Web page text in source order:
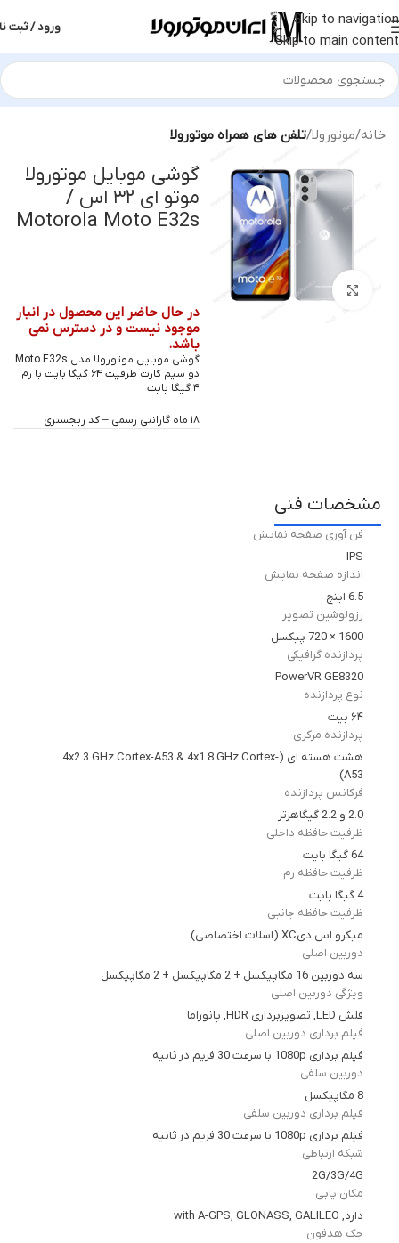
Skip to navigation
Skip to main content
ورود / ثبت
خانه موتورولا تلفن های همراه موتورولا
بزرگنمایی تصویر
گوشی موبایل موتورولا
موتو ای ۳۲ اس /
Motorola Moto E32s
در حال حاضر این محصول در انبار
موجود نیست و در دسترس نمی
باشد.
گوشی موبایل موتورولا مدل Moto E32s
دو سیم کارت ظرفیت ۶۴ گیگا بایت با رم
۴ گیگا بایت
۱۸ ماه گارانتی رسمی – کد ریجستری
مشخصات فنی
فن آوری صفحه نمایش
IPS
اندازه صفحه نمایش
6.5 اینچ
رزولوشین تصویر
1600 × 720 پیکسل
پردازنده گرافیکی
PowerVR GE8320
نوع پردازنده
۶۴ بیت
پردازنده مرکزی
هشت هسته ای (4x2.3 GHz Cortex-A53 & 4x1.8 GHz Cortex-
A53)
فرکانس پردازنده
2.0 و 2.2 گیگاهرتز
ظرفیت حافظه داخلی
64 گیگا بایت
ظرفیت حافظه رم
4 گیگا بایت
ظرفیت حافظه جانبی
میکرو اس دیXC (اسلات اختصاصی)
دوربین اصلی
سه دوربین 16 مگاپیکسل + 2 مگاپیکسل + 2 مگاپیکسل
ویژگی دوربین اصلی
فلش LED, تصویربرداری HDR, پانوراما
فیلم برداری دوربین اصلی
فیلم برداری 1080p با سرعت 30 فریم در ثانیه
دوربین سلفی
8 مگاپیکسل
فیلم برداری دوربین سلفی
فیلم برداری 1080p با سرعت 30 فریم در ثانیه
شبکه ارتباطی
2G/3G/4G
مکان یابی
دارد, with A-GPS, GLONASS, GALILEO
جک هدفون